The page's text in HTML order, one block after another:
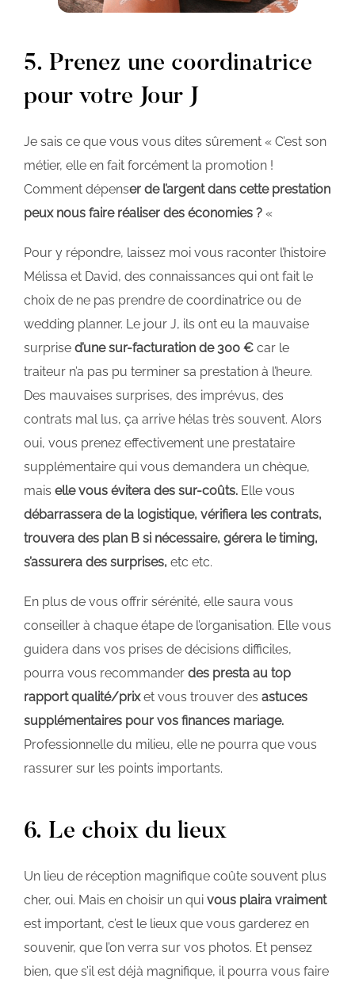
5. Prenez une coordinatrice
pour votre Jour J
Je sais ce que vous vous dites sûrement « C’est son
métier, elle en fait forcément la promotion !
Comment dépenser de l’argent dans cette prestation
peux nous faire réaliser des économies ? «
Pour y répondre, laissez moi vous raconter l’histoire
Mélissa et David, des connaissances qui ont fait le
choix de ne pas prendre de coordinatrice ou de
wedding planner. Le jour J, ils ont eu la mauvaise
surprise d’une sur-facturation de 300 € car le
traiteur n’a pas pu terminer sa prestation à l’heure.
Des mauvaises surprises, des imprévus, des
contrats mal lus, ça arrive hélas très souvent. Alors
oui, vous prenez effectivement une prestataire
supplémentaire qui vous demandera un chèque,
mais elle vous évitera des sur-coûts. Elle vous
débarrassera de la logistique, vérifiera les contrats,
trouvera des plan B si nécessaire, gérera le timing,
s’assurera des surprises, etc etc.
En plus de vous offrir sérénité, elle saura vous
conseiller à chaque étape de l’organisation. Elle vous
guidera dans vos prises de décisions difficiles,
pourra vous recommander des presta au top
rapport qualité/prixet vous trouver des astuces
supplémentaires pour vos finances mariage.
Professionnelle du milieu, elle ne pourra que vous
rassurer sur les points importants.
6. Le choix du lieux
Un lieu de réception magnifique coûte souvent plus
cher, oui. Mais en choisir un qui vous plaira vraiment
est important, c’est le lieux que vous garderez en
souvenir, que l’on verra sur vos photos. Et pensez
bien, que s’il est déjà magnifique, il pourra vous faire